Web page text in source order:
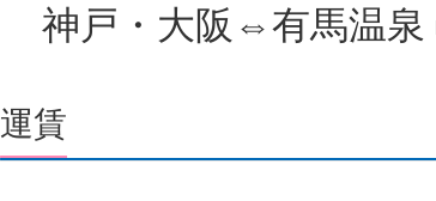
神戸・大阪⇔有馬温泉
運賃